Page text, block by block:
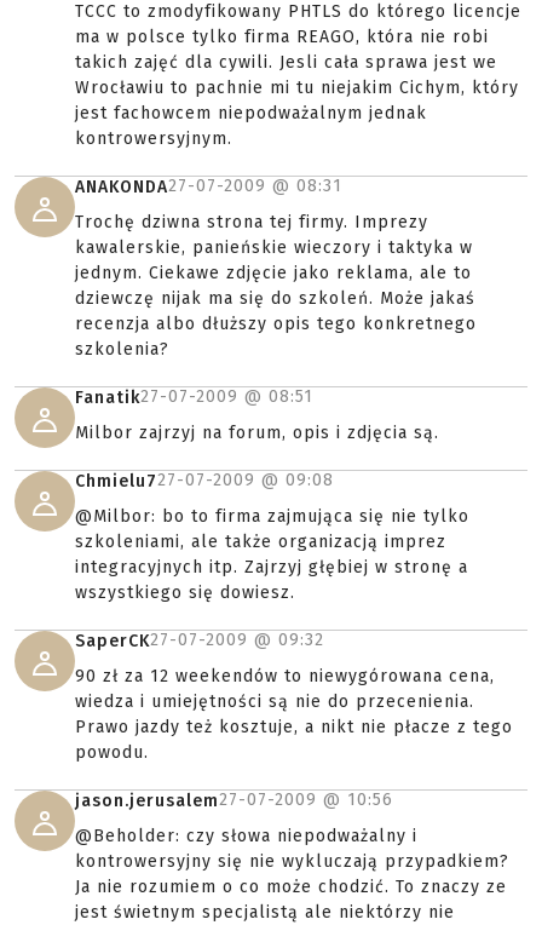
TCCC to zmodyfikowany PHTLS do którego licencje
ma w polsce tylko firma REAGO, która nie robi
takich zajęć dla cywili. Jesli cała sprawa jest we
Wrocławiu to pachnie mi tu niejakim Cichym, który
jest fachowcem niepodważalnym jednak
kontrowersyjnym.
ANAKONDA27-07-2009 @ 08:31
Trochę dziwna strona tej firmy. Imprezy
kawalerskie, panieńskie wieczory i taktyka w
jednym. Ciekawe zdjęcie jako reklama, ale to
dziewczę nijak ma się do szkoleń. Może jakaś
recenzja albo dłuższy opis tego konkretnego
szkolenia?
Fanatik27-07-2009 @ 08:51
Milbor zajrzyj na forum, opis i zdjęcia są.
Chmielu727-07-2009 @ 09:08
@Milbor: bo to firma zajmująca się nie tylko
szkoleniami, ale także organizacją imprez
integracyjnych itp. Zajrzyj głębiej w stronę a
wszystkiego się dowiesz.
SaperCK27-07-2009 @ 09:32
90 zł za 12 weekendów to niewygórowana cena,
wiedza i umiejętności są nie do przecenienia.
Prawo jazdy też kosztuje, a nikt nie płacze z tego
powodu.
jason.jerusalem27-07-2009 @ 10:56
@Beholder: czy słowa niepodważalny i
kontrowersyjny się nie wykluczają przypadkiem?
Ja nie rozumiem o co może chodzić. To znaczy ze
jest świetnym specjalistą ale niektórzy nie